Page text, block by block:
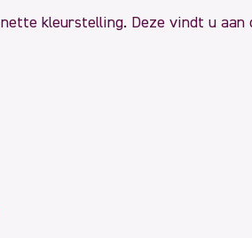
kleurstelling. Deze vindt u